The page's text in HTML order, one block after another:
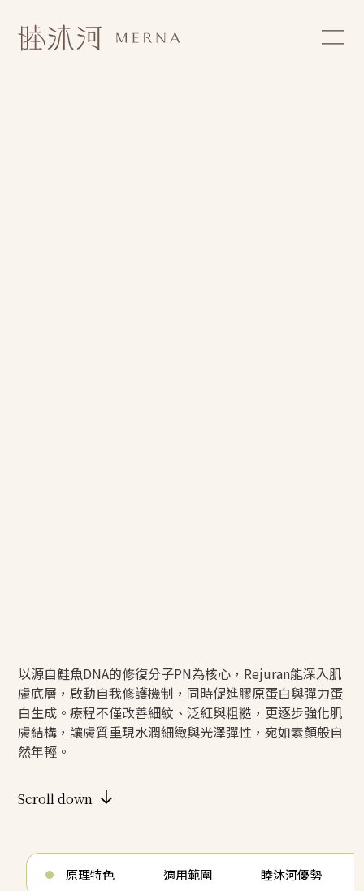
以源自鮭魚DNA的修復分子PN為核心，Rejuran能深入肌
膚底層，啟動自我修護機制，同時促進膠原蛋白與彈力蛋
白生成。療程不僅改善細紋、泛紅與粗糙，更逐步強化肌
膚結構，讓膚質重現水潤細緻與光澤彈性，宛如素顏般自
然年輕。
Scroll down
原理特色 適用範圍 睦沐河優勢